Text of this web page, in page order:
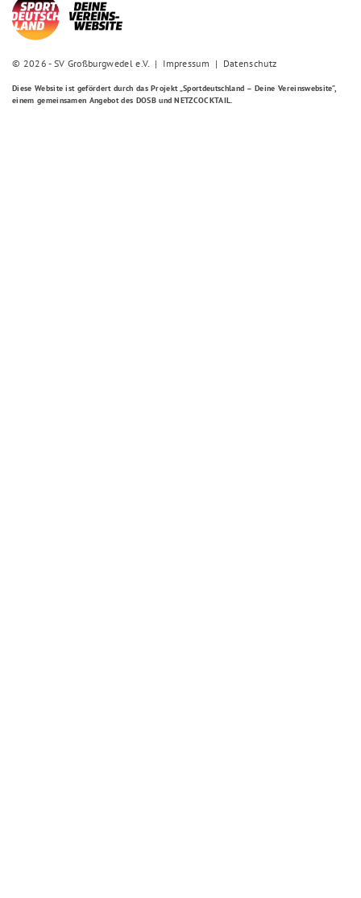
© 2026 - SV Großburgwedel e.V. | Impressum | Datenschutz
Diese Website ist gefördert durch das Projekt „Sportdeutschland – Deine Vereinswebsite”,
einem gemeinsamen Angebot des DOSB und NETZCOCKTAIL.